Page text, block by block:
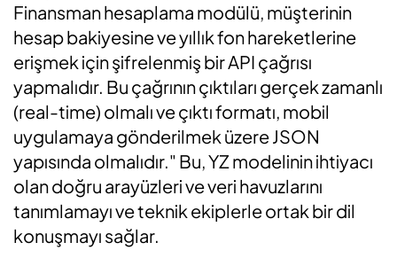
Finansman hesaplama modülü, müşterinin
hesap bakiyesine ve yıllık fon hareketlerine
erişmek için şifrelenmiş bir API çağrısı
yapmalıdır. Bu çağrının çıktıları gerçek zamanlı
(real-time) olmalı ve çıktı formatı, mobil
uygulamaya gönderilmek üzere JSON
yapısında olmalıdır." Bu, YZ modelinin ihtiyacı
olan doğru arayüzleri ve veri havuzlarını
tanımlamayı ve teknik ekiplerle ortak bir dil
konuşmayı sağlar.